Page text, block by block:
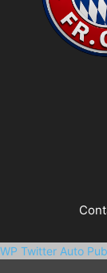
WP Twitter Auto